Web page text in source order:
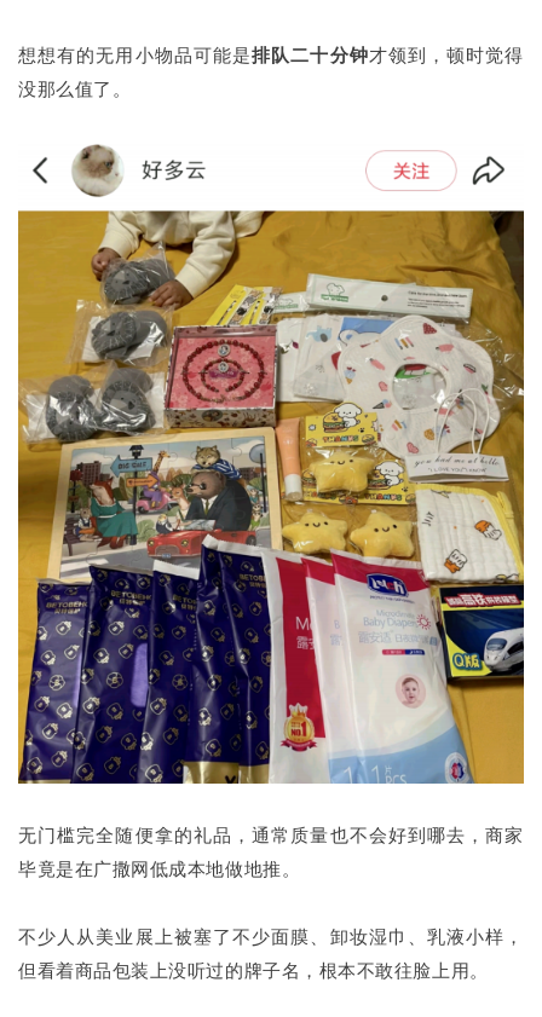
想想有的无用小物品可能是排队二十分钟才领到，顿时觉得
没那么值了。
无门槛完全随便拿的礼品，通常质量也不会好到哪去，商家
毕竟是在广撒网低成本地做地推。
不少人从美业展上被塞了不少面膜、卸妆湿巾、乳液小样，
但看着商品包装上没听过的牌子名，根本不敢往脸上用。